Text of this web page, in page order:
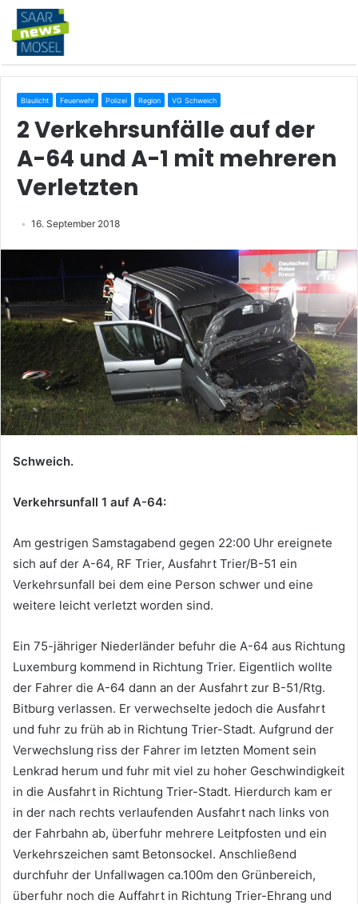
Blaulicht Feuerwehr Polizei Region VG Schweich
2 Verkehrsunfälle auf der
A-64 und A-1 mit mehreren
Verletzten
16. September 2018
Schweich.
Verkehrsunfall 1 auf A-64:
Am gestrigen Samstagabend gegen 22:00 Uhr ereignete
sich auf der A-64, RF Trier, Ausfahrt Trier/B-51 ein
Verkehrsunfall bei dem eine Person schwer und eine
weitere leicht verletzt worden sind.
Ein 75-jähriger Niederländer befuhr die A-64 aus Richtung
Luxemburg kommend in Richtung Trier. Eigentlich wollte
der Fahrer die A-64 dann an der Ausfahrt zur B-51/Rtg.
Bitburg verlassen. Er verwechselte jedoch die Ausfahrt
und fuhr zu früh ab in Richtung Trier-Stadt. Aufgrund der
Verwechslung riss der Fahrer im letzten Moment sein
Lenkrad herum und fuhr mit viel zu hoher Geschwindigkeit
in die Ausfahrt in Richtung Trier-Stadt. Hierdurch kam er
in der nach rechts verlaufenden Ausfahrt nach links von
der Fahrbahn ab, überfuhr mehrere Leitpfosten und ein
Verkehrszeichen samt Betonsockel. Anschließend
durchfuhr der Unfallwagen ca.100m den Grünbereich,
überfuhr noch die Auffahrt in Richtung Trier-Ehrang und